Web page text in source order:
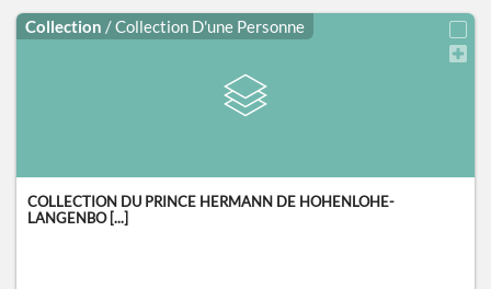
Collection / Collection D'une Personne
COLLECTION DU PRINCE HERMANN DE HOHENLOHE-
LANGENBO [...]